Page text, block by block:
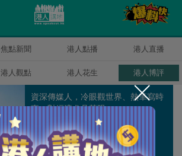
焦點新聞 港人點播 港人直播
港人觀點 港人花生 港人博評
資深傳媒人，冷眼觀世界、熱筆寫時
事，對經濟尤具慧眼。